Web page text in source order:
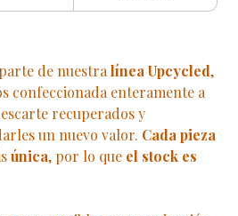
de nuestralínea Upcycled,
confeccionada enteramente a
recuperados y
un nuevo valor. Cada pieza
única, por lo que el stock es